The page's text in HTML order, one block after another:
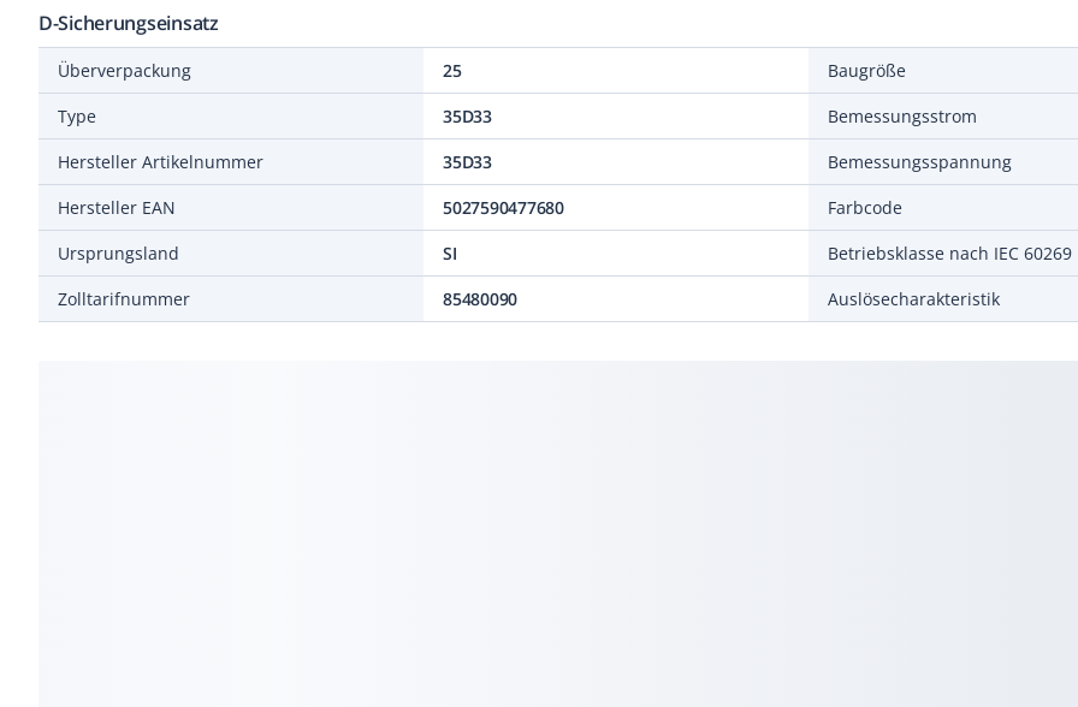
D-Sicherungseinsatz
Überverpackung
25
Type
35D33
Hersteller Artikelnummer
35D33
Hersteller EAN
5027590477680
Ursprungsland
SI
Zolltarifnummer
85480090
Baugröße
Bemessungsstrom
Bemessungsspannung
Farbcode
Betriebsklasse nach IEC 60269
Auslösecharakteristik